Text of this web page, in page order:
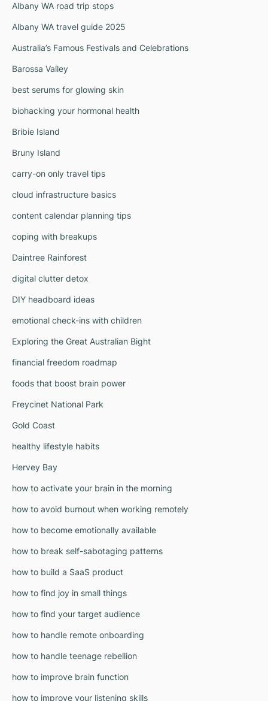
Albany WA road trip stops
Albany WA travel guide 2025
Australia’s Famous Festivals and Celebrations
Barossa Valley
best serums for glowing skin
biohacking your hormonal health
Bribie Island
Bruny Island
carry-on only travel tips
cloud infrastructure basics
content calendar planning tips
coping with breakups
Daintree Rainforest
digital clutter detox
DIY headboard ideas
emotional check-ins with children
Exploring the Great Australian Bight
financial freedom roadmap
foods that boost brain power
Freycinet National Park
Gold Coast
healthy lifestyle habits
Hervey Bay
how to activate your brain in the morning
how to avoid burnout when working remotely
how to become emotionally available
how to break self-sabotaging patterns
how to build a SaaS product
how to find joy in small things
how to find your target audience
how to handle remote onboarding
how to handle teenage rebellion
how to improve brain function
how to improve your listening skills